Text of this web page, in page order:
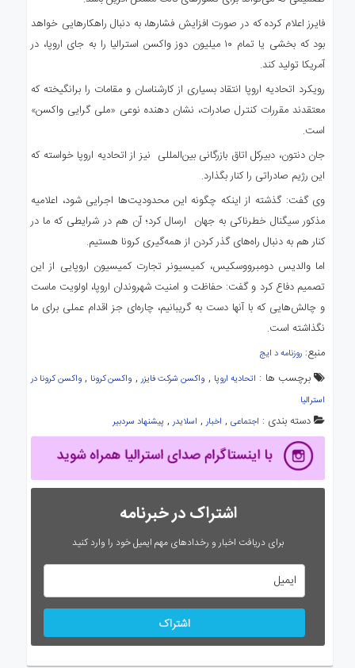
فایرز اعلام کرده که در صورت افزایش فشارها، به دنبال راهکارهایی خواهد
بود که بخشی یا تمام ۱۰ میلیون دوز واکسن استرالیا را به جای اروپا، در
آمریکا تولید کند.
رویکرد اتحادیه اروپا انتقاد بسیاری از کارشناسان و مقامات را برانگیخته که
معتقدند مقررات کنترل صادرات، نشان دهنده نوعی «ملی گرایی واکسن»
است.
جان دنتون، دبیرکل اتاق بازرگانی بین‌المللی نیز از اتحادیه اروپا خواسته که
این رژیم صادراتی را کنار بگذارد.
وی گفت: گذشته از اینکه چگونه این محدودیت‌ها اجرایی شود، اعلامیه
مذکور سیگنال خطرناکی به جهان ارسال کرد؛ آن هم در شرایطی که ما در
کنار هم به دنبال راه‌های گذر کردن از همه‌گیری کرونا هستیم.
اما والدیس دومبرووسکیس، کمیسیونر تجارت کمیسیون اروپایی از این
تصمیم دفاع کرد و گفت: حفاظت و امنیت شهروندان اروپا، اولویت ماست
و چالش‌هایی که با آنها دست به گریبانیم، چاره‌ای جز اقدام عملی برای ما
نگذاشته است.
منبع: روزنامه د ایج
برچسب ها : اتحادیه اروپا , واکسن شرکت فایزر, واکسن کرونا ,واکسن کرونا در
استرالیا
دسته بندی : اجتماعی, اخبار, اسلایدر, پیشنهاد سردبیر
اشتراک در خبرنامه
برای دریافت اخبار و رخدادهای مهم ایمیل خود را وارد کنید
اشتراک